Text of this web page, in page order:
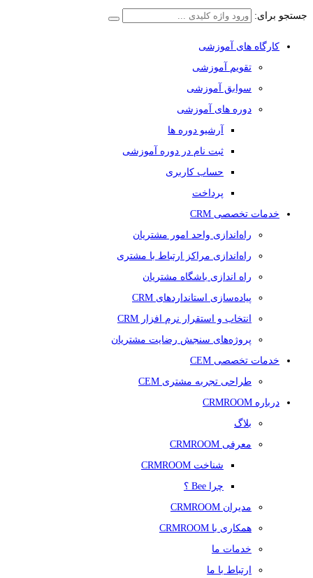
جستجو برای:
کارگاه های آموزشی
تقویم آموزشی
سوابق آموزشی
دوره های آموزشی
آرشیو دوره ها
ثبت نام در دوره آموزشی
حساب کاربری
پرداخت
خدمات تخصصی CRM
راه‌اندازی واحد امور مشتریان
راه‌اندازی مراکز ارتباط با مشتری
راه اندازی باشگاه مشتریان
پیاده‌سازی استانداردهای CRM
انتخاب و استقرار نرم افزار CRM
پروژه‌های سنجش رضایت مشتریان
خدمات تخصصی CEM
طراحی تجربه مشتری CEM
درباره CRMROOM
بلاگ
معرفی CRMROOM
شناخت CRMROOM
چرا Bee ؟
مدیران CRMROOM
همکاری با CRMROOM
خدمات ما
ارتباط با ما